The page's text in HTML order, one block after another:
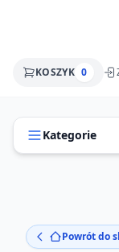
KOSZYK 0
Kategorie
Powrót do